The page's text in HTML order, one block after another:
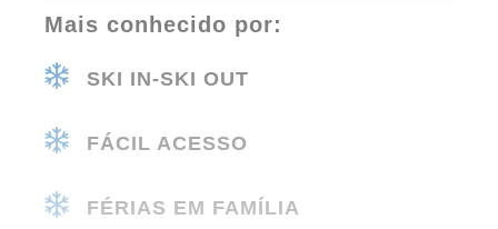
Mais conhecido por:
SKI IN-SKI OUT
FÁCIL ACESSO
FÉRIAS EM FAMÍLIA